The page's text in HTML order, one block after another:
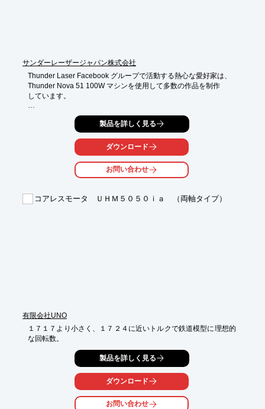
サンダーレーザージャパン株式会社
Thunder Laser Facebook グループで活動する熱心な愛好家は、
Thunder Nova 51 100W マシンを使用して多数の作品を制作
しています。
彼もあなたと同じように、個人的に素晴らしいレーザー製品を作
他のレーザーマシンユーザーかもしれません。
CO2マシンの豊富な経験を持つ彼は、模型飛行機会社の研究開発
働いていたときにCO2マシンを使用していましたが、その後、自
2台目の個人用マシンを購入しました。
製品を詳しく見る
ダウンロード
お問い合わせ
コアレスモータ ＵＨＭ５０５０ｉａ （両軸タイプ）
有限会社UNO
１７１７より小さく、１７２４に近いトルクで鉄道模型に理想的
な回転数。
製品を詳しく見る
ダウンロード
お問い合わせ